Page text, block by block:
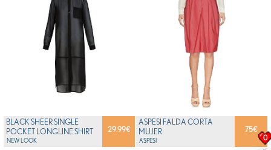
29.99€
BLACK SHEER SINGLE
POCKET LONGLINE SHIRT
NEW LOOK
75€
ASPESI FALDA CORTA
MUJER
ASPESI 0